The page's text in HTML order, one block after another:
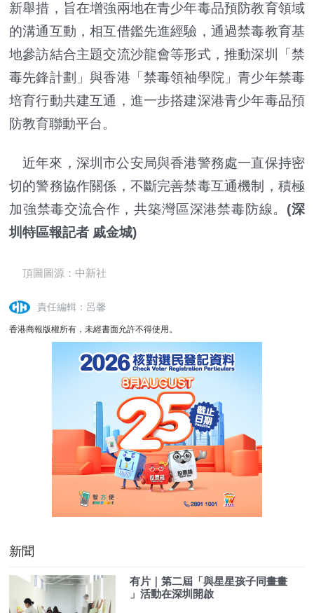
新舉措，旨在增強兩地在青少年毒品預防教育領域
的溝通互動，相互借鑑先進經驗，通過禁毒教育基
地參訪結合主題交流沙龍會等形式，推動深圳「禁
毒先鋒計劃」與香港「禁毒領袖學院」青少年禁毒
培育行動共建互通，進一步搭建深港青少年毒品預
防教育聯動平台。
近年來，深圳市公安局與香港警務處一直保持密
切的警務協作關係，不斷完善禁毒互通機制，積極
加強禁毒交流合作，共築灣區深港禁毒防線。 (深
圳特區報記者 戚金城)
頂圖圖源：中新社
責任編輯：呂馨
香港商報版權所有，未經書面允許不得使用。
新聞
有片｜第二屆「與星星孩子同畫畫
」活動在深圳開啟